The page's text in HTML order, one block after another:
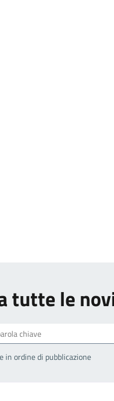
tutte le
in ordine di pubblicazione